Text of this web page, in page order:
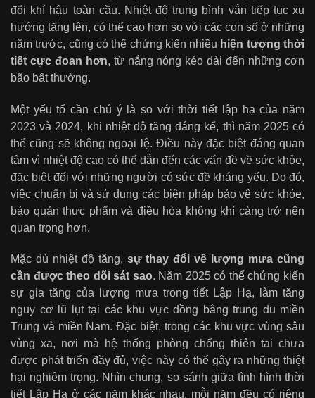
đổi khí hậu toàn cầu. Nhiệt độ trung bình vẫn tiếp tục xu
hướng tăng lên, có thể cao hơn so với các con số ở những
năm trước, cũng có thể chứng kiến nhiều hiện tượng thời
tiết cực đoan hơn, từ nắng nóng kéo dài đến những cơn
bão bất thường.
Một yếu tố cần chú ý là so với thời tiết lập hạ của năm
2023 và 2024, khi nhiệt độ tăng đáng kể, thì năm 2025 có
thể cũng sẽ không ngoại lệ. Điều này đặc biệt đáng quan
tâm vì nhiệt độ cao có thể dẫn đến các vấn đề về sức khỏe,
đặc biệt đối với những người có sức đề kháng yếu. Do đó,
việc chuẩn bị và sử dụng các biện pháp bảo vệ sức khỏe,
bảo quản thực phẩm và điều hòa không khí càng trở nên
quan trọng hơn.
Mặc dù nhiệt độ tăng, sự thay đổi về lượng mưa cũng
cần được theo dõi sát sao. Năm 2025 có thể chứng kiến
sự gia tăng của lượng mưa trong tiết Lập Hạ, làm tăng
nguy cơ lũ lụt tại các khu vực đồng bằng trung du miền
Trung và miền Nam. Đặc biệt, trong các khu vực vùng sâu
vùng xa, nơi mà hệ thống phòng chống thiên tai chưa
được phát triển đầy đủ, việc này có thể gây ra những thiệt
hại nghiêm trọng. Nhìn chung, so sánh giữa tình hình thời
tiết Lập Hạ ở các năm khác nhau, mỗi năm đều có riêng